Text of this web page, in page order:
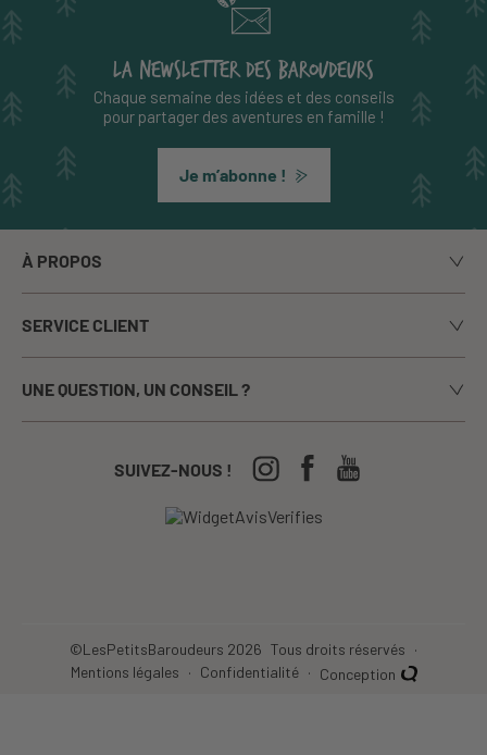
LA NEWSLETTER DES BAROUDEURS
Chaque semaine des idées et des conseils
pour partager des aventures en famille !
Je m’abonne !
À PROPOS
Notre histoire
Le blog
Nos marques
La presse en parle
Nos Festivals
SERVICE CLIENT
Livraison
Paiement sécurisé
Echanges / Retours
UNE QUESTION, UN CONSEIL ?
Appelez-nous du lundi au vendredi de 9h00 à 17h00
04-50-63-93-44
SUIVEZ-NOUS !
©LesPetitsBaroudeurs 2026 Tous droits réservés
Mentions légales
Confidentialité Conception